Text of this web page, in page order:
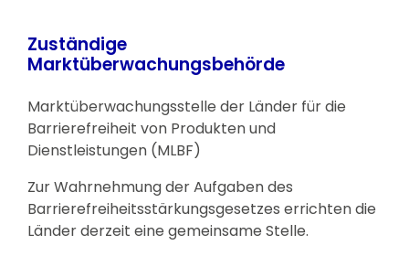
Zuständige
Marktüberwachungsbehörde
Marktüberwachungsstelle der Länder für die
Barrierefreiheit von Produkten und
Dienstleistungen (MLBF)
Zur Wahrnehmung der Aufgaben des
Barrierefreiheitsstärkungsgesetzes errichten die
Länder derzeit eine gemeinsame Stelle.